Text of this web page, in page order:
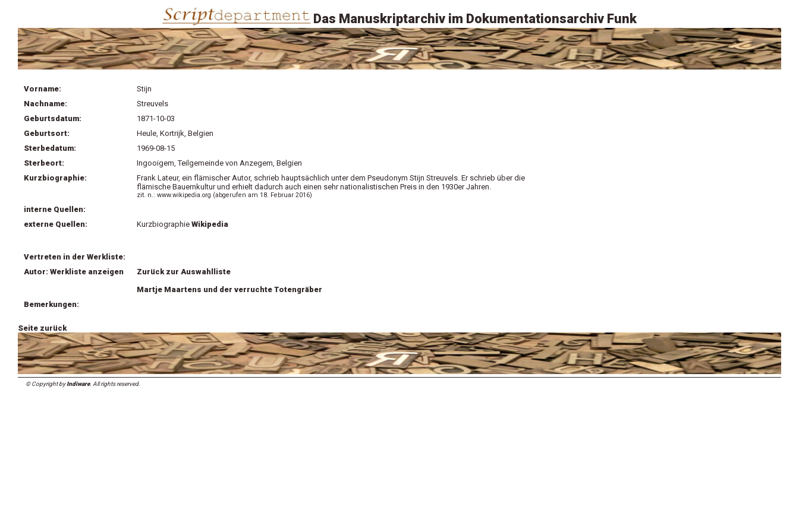
Das Manuskriptarchiv im Dokumentationsarchiv Funk
Vorname:
Stijn
Nachname:
Streuvels
Geburtsdatum:
1871-10-03
Geburtsort:
Heule, Kortrijk, Belgien
Sterbedatum:
1969-08-15
Sterbeort:
Ingooigem, Teilgemeinde von Anzegem, Belgien
Kurzbiographie:
Frank Lateur, ein flämischer Autor, schrieb hauptsächlich unter dem Pseudonym Stijn Streuvels. Er schrieb über die
flämische Bauernkultur und erhielt dadurch auch einen sehr nationalistischen Preis in den 1930er Jahren.
zit. n.: www.wikipedia.org (abgerufen am 18. Februar 2016)
interne Quellen:
externe Quellen:
Kurzbiographie Wikipedia
Vertreten in der Werkliste:
Autor: Werkliste anzeigen
Zurück zur Auswahlliste
Martje Maartens und der verruchte Totengräber
Bemerkungen:
Seite zurück
© Copyright byIndiware. All rights reserved.